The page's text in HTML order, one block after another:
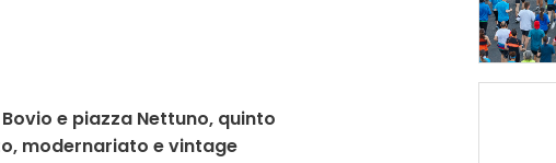
e piazza Nettuno, quinto
modernariato e vintage